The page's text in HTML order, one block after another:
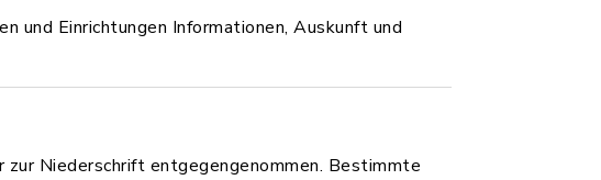
und Einrichtungen Informationen, Auskunft und
Niederschrift entgegengenommen. Bestimmte